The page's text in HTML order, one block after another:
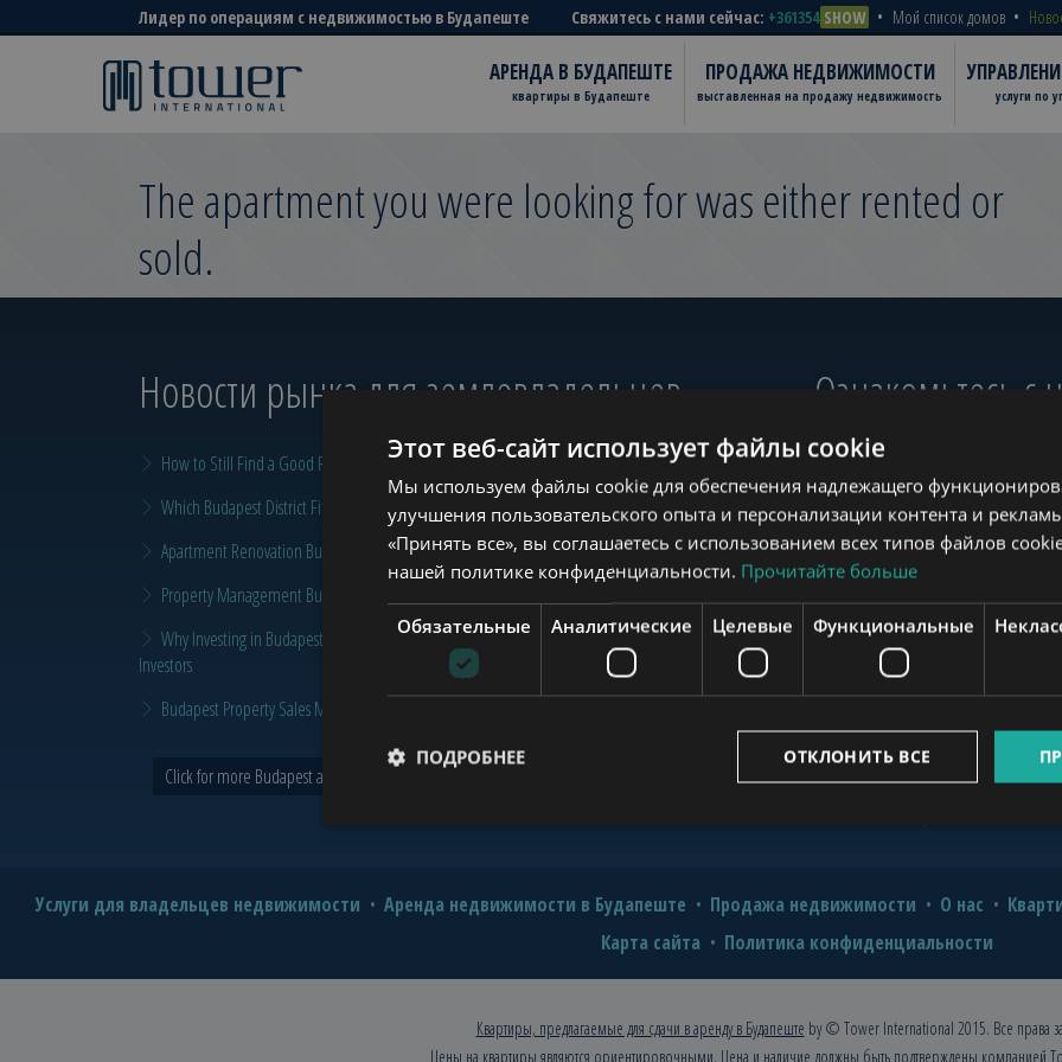
Лидер по операциям с недвижимостью в Будапеште Свяжитесь с нами сейчас: +361354 SHOW Мой список домов
АРЕНДА В БУДАПЕШТЕ
квартиры в Будапеште
ПРОДАЖА НЕДВИЖИМОСТИ
выставленная на продажу недвижимость услуги по
The apartment you were looking for was either rented or
sold.
Новости рынка для землевладельцев
How to Still Find a Good Rental in Budapest at the End of August
Which Budapest District Fits Which Property Investor in 2026?
Apartment Renovation Budapest: How to Plan a Smarter Renovation for Value and Comfort
Property Management Budapest: When Does It Make Sense to Hire a Professional?
Why Investing in Budapest Real Estate is a Smart Move in 2026: A Comprehensive Guide for
Investors
Budapest Property Sales Market in 2026 | Seller & Buyer Guide
Click for more Budapest and Tower news >
Ознакомьтесь
www.tower-investments.com
www.mybudapesthome.com
Услуги для владельцев недвижимости Аренда недвижимости в Будапеште Продажа недвижимости О нас
Карта сайта
Политика конфиденциальности
Квартиры, предлагаемые для сдачи в аренду в Будапеште by © Tower International 2015. Все права
Цены на квартиры являются ориентировочными. Цена и наличие должны быть подтверждены компанией
Этот веб-сайт использует файлы cookie
Мы используем файлы cookie для обеспечения надлежащего
улучшения пользовательского опыта и персонализации контента и
«Принять все», вы соглашаетесь с использованием всех типов файлов
нашей политике конфиденциальности. Прочитайте больше
Обязательные Аналитические Целевые Функциональные
ОТКЛОНИТЬ ВСЕ
ПОДРОБНЕЕ